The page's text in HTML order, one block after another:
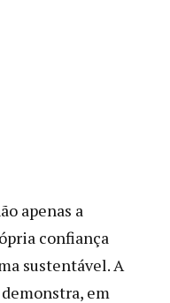
apenas a
confiança
sustentável. A
em